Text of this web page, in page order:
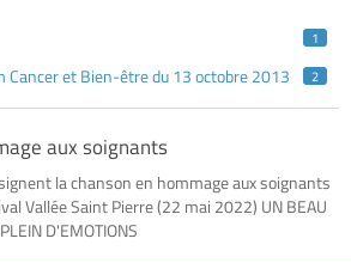
1
Cancer et Bien-être du 13 octobre 2013 2
aux soignants
signent la chanson en hommage aux soignants
Vallée Saint Pierre (22 mai 2022) UN BEAU
D'EMOTIONS